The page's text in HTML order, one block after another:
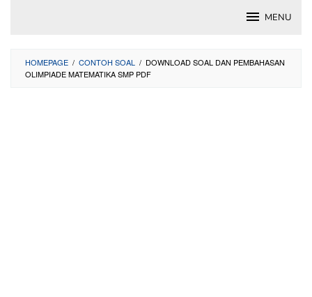
MENU
HOMEPAGE / CONTOH SOAL / DOWNLOAD SOAL DAN PEMBAHASAN
OLIMPIADE MATEMATIKA SMP PDF